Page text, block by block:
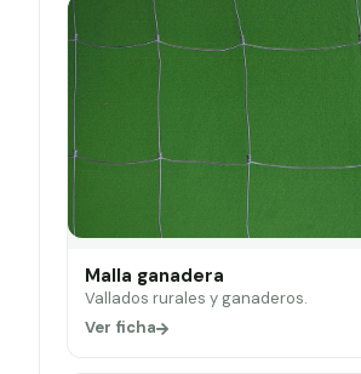
Malla ganadera
Vallados rurales y ganaderos.
Ver ficha